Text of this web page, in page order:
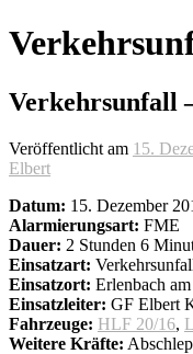
Verkehrsunfall
Veröffentlicht am 15.
Elbert
Datum: 15. Dezember
Alarmierungsart: FME
Dauer: 2 Stunden 6
Einsatzart:
Einsatzort: Erlenbach
Einsatzleiter: GF Elbert
Fahrzeuge: HLF 20/16,
Weitere Kräfte: